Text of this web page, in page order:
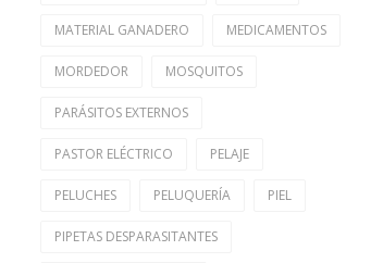
MATERIAL GANADERO MEDICAMENTOS
MORDEDOR MOSQUITOS
PARÁSITOS EXTERNOS
PASTOR ELÉCTRICO PELAJE
PELUCHES PELUQUERÍA PIEL
PIPETAS DESPARASITANTES